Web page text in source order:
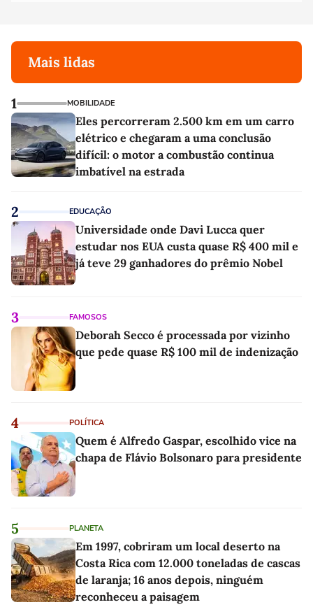
Mais lidas
1 MOBILIDADE
Eles percorreram 2.500 km em um carro
elétrico e chegaram a uma conclusão
difícil: o motor a combustão continua
imbatível na estrada
2 EDUCAÇÃO
Universidade onde Davi Lucca quer
estudar nos EUA custa quase R$ 400 mil e
já teve 29 ganhadores do prêmio Nobel
3 FAMOSOS
Deborah Secco é processada por vizinho
que pede quase R$ 100 mil de indenização
4 POLÍTICA
Quem é Alfredo Gaspar, escolhido vice na
chapa de Flávio Bolsonaro para presidente
5 PLANETA
Em 1997, cobriram um local deserto na
Costa Rica com 12.000 toneladas de cascas
de laranja; 16 anos depois, ninguém
reconheceu a paisagem